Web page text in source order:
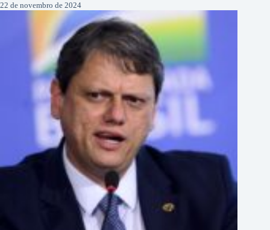
22 de novembro de 2024